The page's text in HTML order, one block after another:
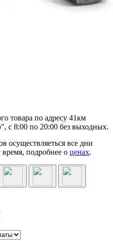
товара по адресу 41км
8:00 по 20:00 без выходных.
осуществляеться все дни
время, подробнее о ценах.